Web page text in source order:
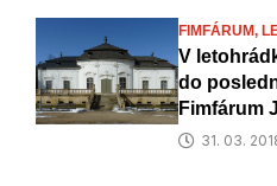
FIMFÁRUM,
V
do
Fimfárum
31. 03.